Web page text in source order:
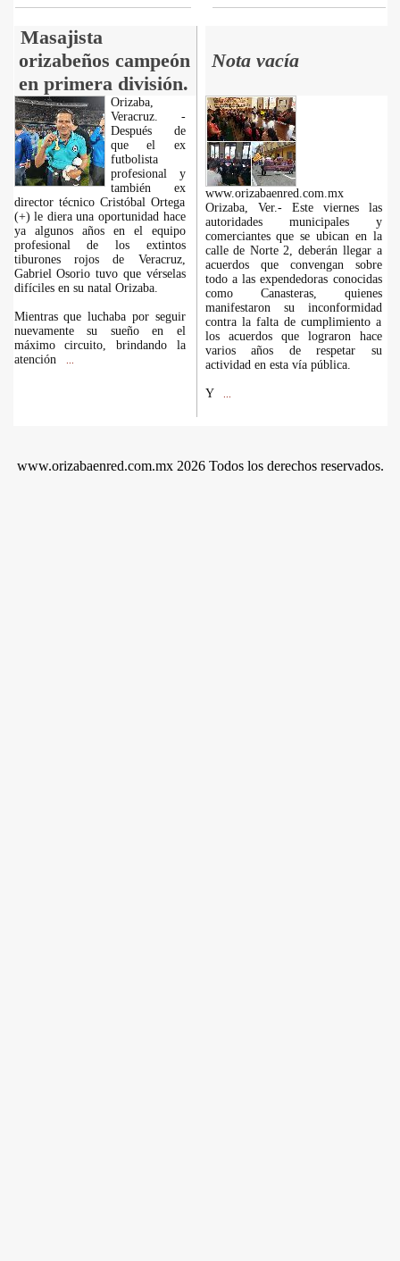
Masajista
orizabeños campeón
en primera división.
Nota vacía
Orizaba,
Veracruz. -
Después de
que el ex
futbolista
profesional y
también ex
director técnico Cristóbal Ortega
(+) le diera una oportunidad hace
ya algunos años en el equipo
profesional de los extintos
tiburones rojos de Veracruz,
Gabriel Osorio tuvo que vérselas
difíciles en su natal Orizaba.
Mientras que luchaba por seguir
nuevamente su sueño en el
máximo circuito, brindando la
atención
www.orizabaenred.com.mx
Orizaba, Ver.- Este viernes las
autoridades municipales y
comerciantes que se ubican en la
calle de Norte 2, deberán llegar a
acuerdos que convengan sobre
todo a las expendedoras conocidas
como Canasteras, quienes
manifestaron su inconformidad
contra la falta de cumplimiento a
los acuerdos que lograron hace
varios años de respetar su
actividad en esta vía pública.
Y
www.orizabaenred.com.mx 2026 Todos los derechos reservados.